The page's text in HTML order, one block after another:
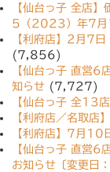
【仙台っ子 全店】
5（2023）年7月
【利府店】2月7
(7,856)
【仙台っ子 直営6
知らせ (7,727)
【仙台っ子 全13
【利府店／名取店
【利府店】7月10
【仙台っ子 直営6
お知らせ〔変更日